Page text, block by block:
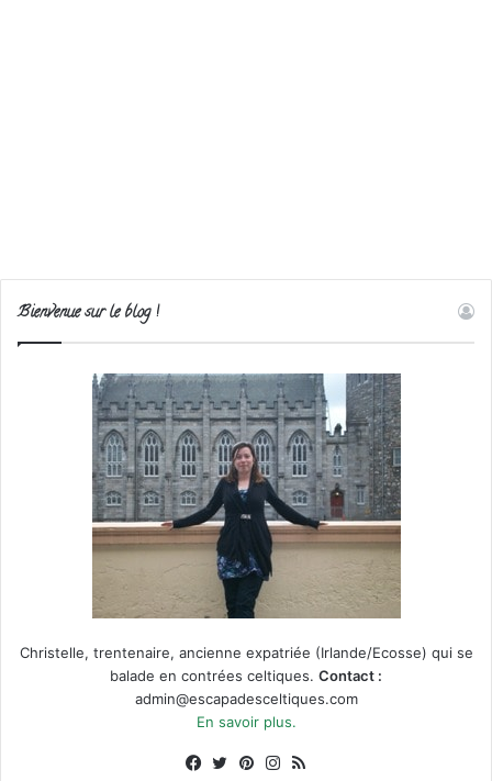
Bienvenue sur le blog !
Christelle, trentenaire, ancienne expatriée (Irlande/Ecosse) qui se
balade en contrées celtiques. Contact :
admin@escapadesceltiques.com
En savoir plus.
Facebook
X PinterestInstagram